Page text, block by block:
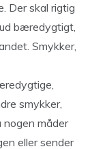
Der skal rigtig
bæredygtigt,
Smykker,
smykker,
nogen måder
eller sender